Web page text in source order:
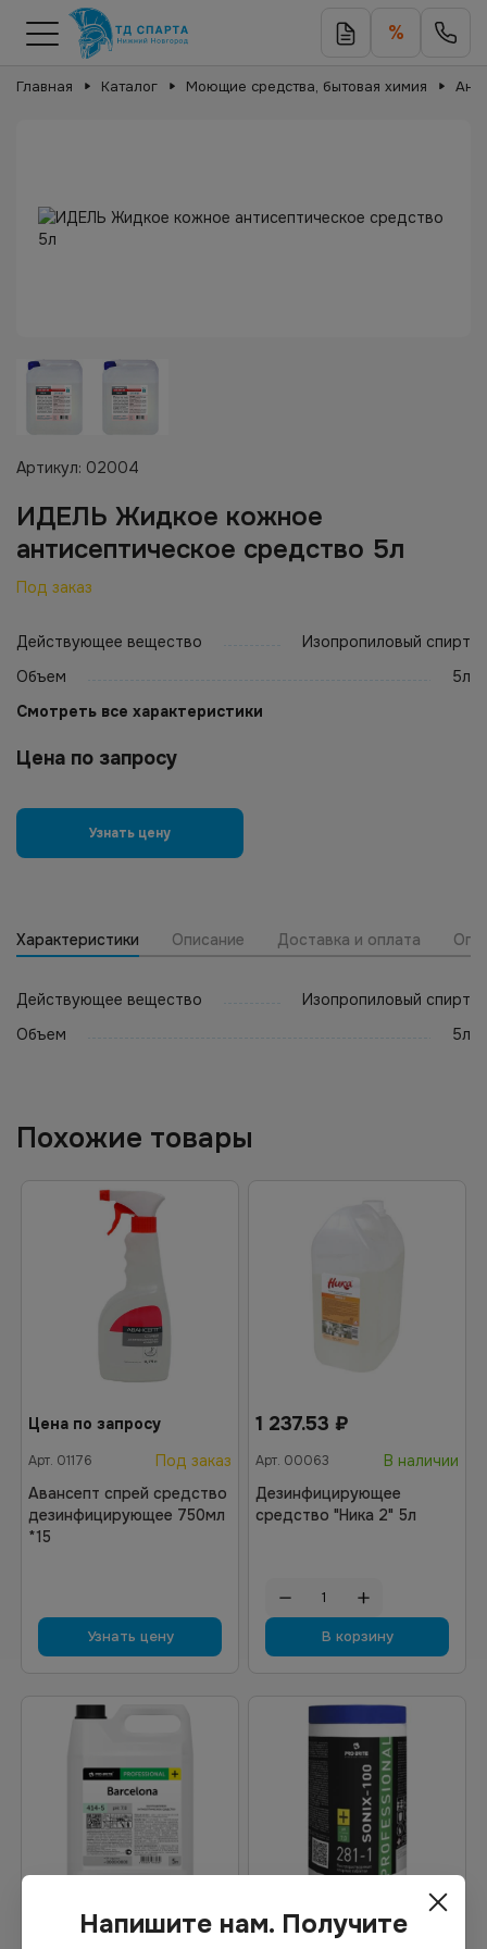
%
Главная Каталог Моющие средства, бытовая химия
Артикул: 02004
ИДЕЛЬ Жидкое кожное
антисептическое средство 5л
Под заказ
Действующее вещество
Изопропиловый спирт
Объем
5л
Смотреть все характеристики
Цена по запросу
Узнать цену
Характеристики Описание Доставка и оплата
Действующее вещество
Изопропиловый спирт
Объем
5л
Похожие товары
Цена по запросу
Арт. 01176
Под заказ
Авансепт спрей средство
дезинфицирующее 750мл
*15
Узнать цену
1 237.53 ₽
Арт. 00063
В наличии
Дезинфицирующее
средство "Ника 2" 5л
В корзину
1 301.66₽ Цена по запросу
Напишите нам. Получите